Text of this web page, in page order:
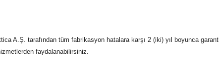
A.Ş. tarafından tüm fabrikasyon hatalara karşı 2 (iki) yıl boyunca
faydalanabilirsiniz.